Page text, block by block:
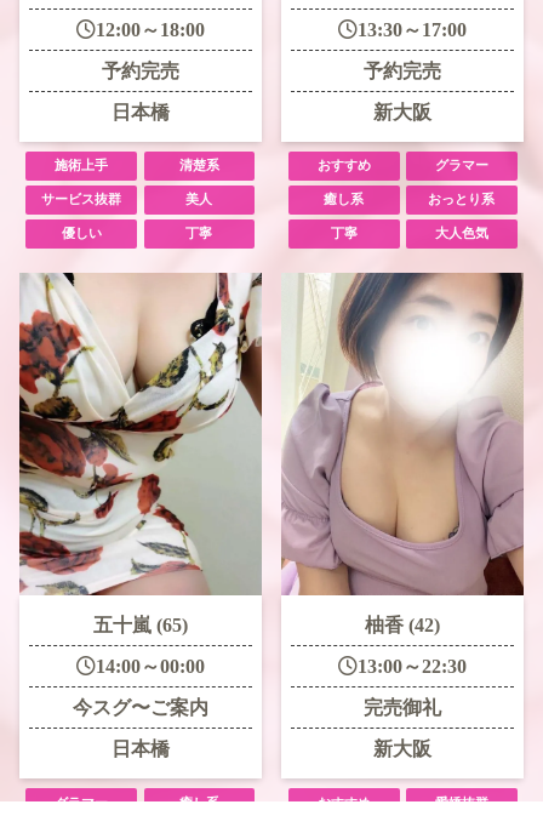
12:00～18:00
予約完売
日本橋
施術上手 清楚系
サービス抜群 美人
優しい 丁寧
13:30～17:00
予約完売
新大阪
おすすめ グラマー
癒し系 おっとり系
丁寧 大人色気
五十嵐 (65)
14:00～00:00
今スグ〜ご案内
日本橋
グラマー 癒し系
柚香 (42)
13:00～22:30
完売御礼
新大阪
おすすめ 愛嬌抜群